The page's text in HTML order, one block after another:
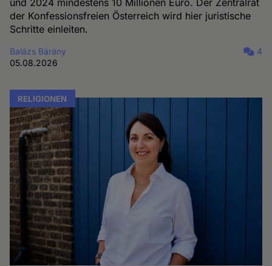
der Konfessionsfreien Österreich wird hier juristische
Schritte einleiten.
Balázs Bárány
05.08.2026
4
RELIGIONEN